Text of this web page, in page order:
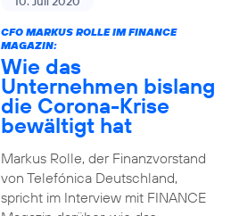
CFO MARKUS ROLLE IM FINANCE
MAGAZIN:
Wie das
Unternehmen bislang
die Corona-Krise
bewältigt hat
Markus Rolle, der Finanzvorstand
von Telefónica Deutschland,
spricht im Interview mit FINANCE